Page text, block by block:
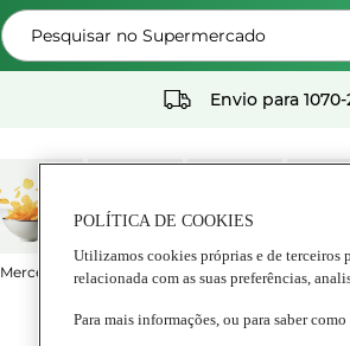
Pesquisar no Supermercado
Envio para
Mercearia
Pratos
Lacticínios e
ovos
POLÍTICA DE COOKIES
Utilizamos cookies próprias e de terceiros
relacionada com as suas preferências,
Para mais informações, ou para saber